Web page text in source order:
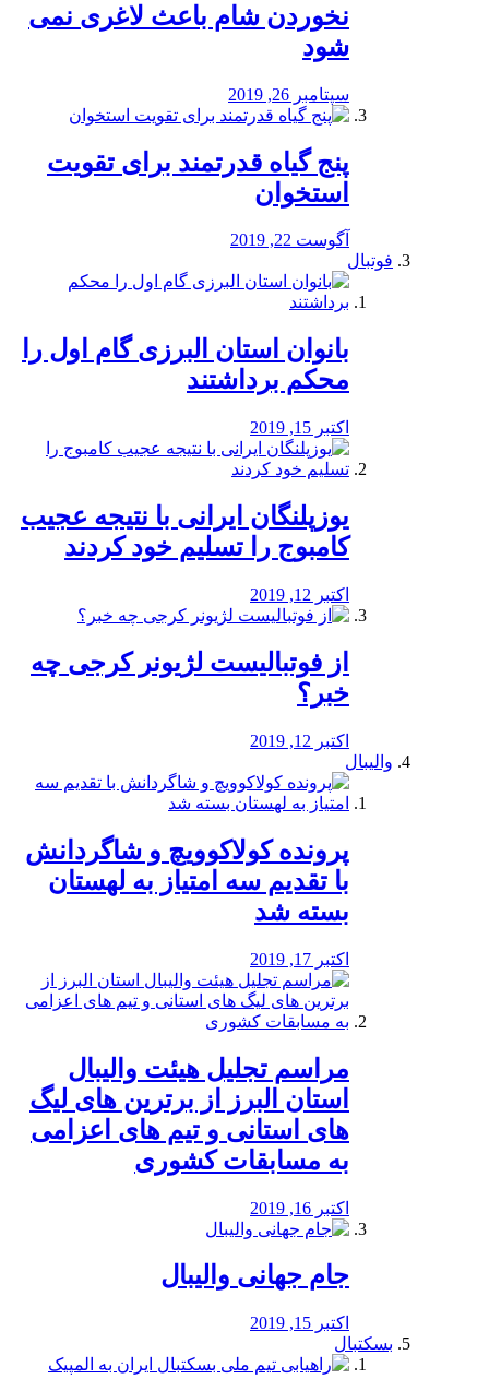
نخوردن شام باعث لاغری نمی
‌شود
سپتامبر 26, 2019
پنج گیاه قدرتمند برای تقویت
استخوان
آگوست 22, 2019
فوتبال
بانوان استان البرزی گام اول را
محكم برداشتند
اکتبر 15, 2019
یوزپلنگان ایرانی با نتیجه عجیب
کامبوج را تسلیم خود کردند
اکتبر 12, 2019
از فوتبالیست لژیونر کرجی چه
خبر؟
اکتبر 12, 2019
والیبال
پرونده کولاکوویچ و شاگردانش
با تقدیم سه امتیاز به لهستان
بسته شد
اکتبر 17, 2019
مراسم تجلیل هیئت والیبال
استان البرز از برترین های لیگ
های استانی و تیم های اعزامی
به مسابقات کشوری
اکتبر 16, 2019
جام جهانی والیبال
اکتبر 15, 2019
بسکتبال